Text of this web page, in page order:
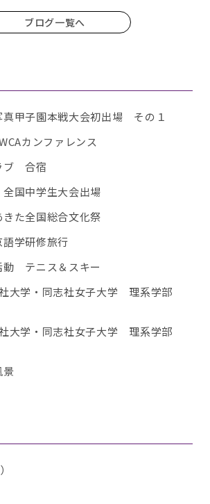
ブログ一覧へ
甲子園本戦大会初出場 その１
カンファレンス
ブ 合宿
国中学生大会出場
た全国総合文化祭
学研修旅行
動 テニス＆スキー
大学・同志社女子大学 理系学部
大学・同志社女子大学 理系学部
景